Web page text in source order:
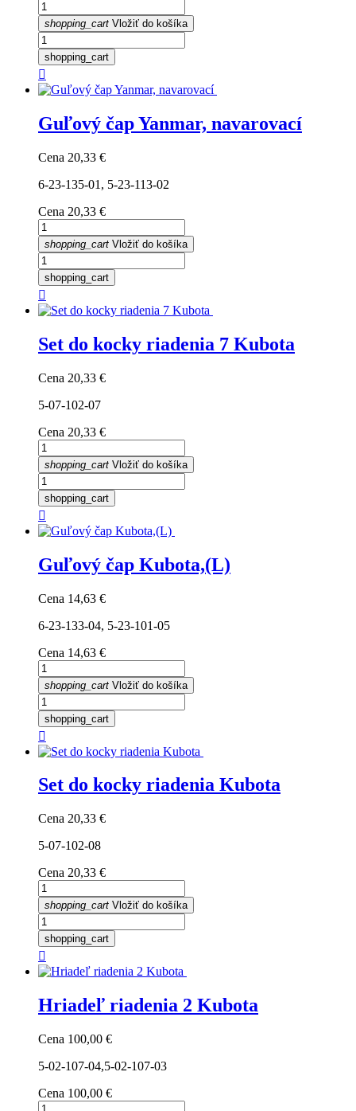
shopping_cart Vložiť do košíka
shopping_cart

Guľový čap Yanmar, navarovací
Cena 20,33 €
6-23-135-01, 5-23-113-02
Cena 20,33 €
shopping_cart Vložiť do košíka
shopping_cart

Set do kocky riadenia 7 Kubota
Cena 20,33 €
5-07-102-07
Cena 20,33 €
shopping_cart Vložiť do košíka
shopping_cart

Guľový čap Kubota,(L)
Cena 14,63 €
6-23-133-04, 5-23-101-05
Cena 14,63 €
shopping_cart Vložiť do košíka
shopping_cart

Set do kocky riadenia Kubota
Cena 20,33 €
5-07-102-08
Cena 20,33 €
shopping_cart Vložiť do košíka
shopping_cart

Hriadeľ riadenia 2 Kubota
Cena 100,00 €
5-02-107-04,5-02-107-03
Cena 100,00 €